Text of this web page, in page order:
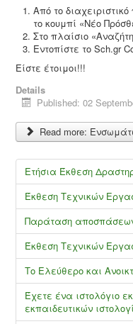
Από το
το κουμπί «Νέο
Στο πλαίσιο
Εντοπίστε το Sch.gr
Είστε έτοιμοι!!!
Details
Published: 02
Read more:
Ετήσια Έκθεση
Έκθεση Τεχνικών
Παράταση
Έκθεση Τεχνικών
Το Ελεύθερο και
Έχετε ένα ιστολόγιο
εκπαιδευτικών